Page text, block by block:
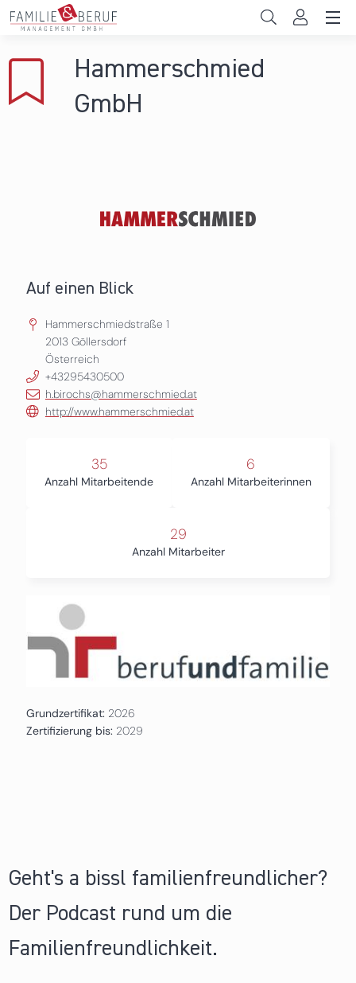
Direkt zum Inhalt
Gemeinden
Hammerschmied
GmbH
Auf einen Blick
Hammerschmiedstraße 1
2013 Göllersdorf
Österreich
+43295430500
h.birochs@hammerschmied.at
http://www.hammerschmied.at
35
Anzahl Mitarbeitende
6
Anzahl Mitarbeiterinnen
29
Anzahl Mitarbeiter
Grundzertifikat: 2026
Zertifizierung bis: 2029
Geht's a bissl familienfreundlicher?
Der Podcast rund um die
Familienfreundlichkeit.